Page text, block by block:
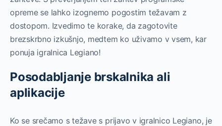
opreme se lahko izognemo pogostim težavam z
dostopom. Izvedimo te korake, da zagotovite
brezskrbno izkušnjo, medtem ko uživamo v vsem, kar
ponuja igralnica Legiano!
Posodabljanje brskalnika ali
aplikacije
Ko se srečamo s težave s prijavo v igralnico Legiano, je